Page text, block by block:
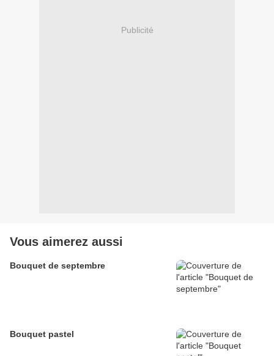
Publicité
Vous aimerez aussi
Bouquet de septembre
Bouquet pastel